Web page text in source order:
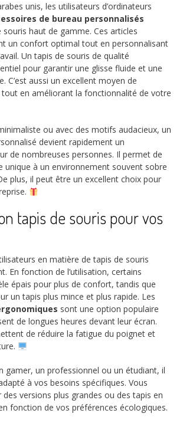
unis, les utilisateurs d’ordinateurs
de bureau personnalisés
haut de gamme. Ces articles
un confort optimal tout en personnalisant
Un tapis de souris de qualité
pour garantir une glisse fluide et une
C’est aussi un excellent moyen de
en améliorant la fonctionnalité de votre
ou avec des motifs audacieux, un
devient rapidement un
de nombreuses personnes. Il permet de
unique à un environnement souvent sobre
plus, il peut être un excellent choix pour
tapis de souris pour vos
en matière de tapis de souris
En fonction de l’utilisation, certains
épais pour plus de confort, tandis que
un tapis plus mince et plus rapide. Les
sont une option populaire
de longues heures devant leur écran.
de réduire la fatigue du poignet et
gamer, un professionnel ou un étudiant, il
à vos besoins spécifiques. Vous
versions plus grandes ou des tapis en
fonction de vos préférences écologiques.